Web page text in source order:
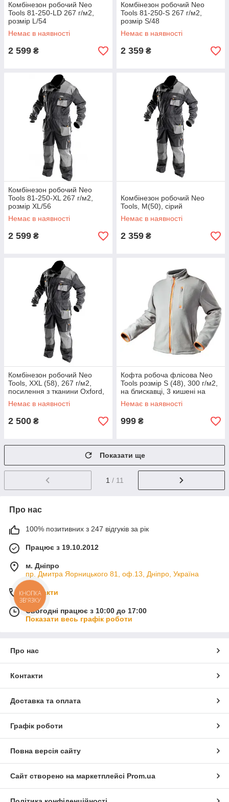
Комбінезон робочий Neo
Tools 81-250-LD 267 г/м2,
розмір L/54
Немає в наявності
2 599 ₴
Комбінезон робочий Neo
Tools 81-250-S 267 г/м2,
розмір S/48
Немає в наявності
2 359 ₴
Комбінезон робочий Neo
Tools 81-250-XL 267 г/м2,
розмір XL/56
Немає в наявності
2 599 ₴
Комбінезон робочий Neo
Tools, M(50), сірий
Немає в наявності
2 359 ₴
Комбінезон робочий Neo
Tools, XXL (58), 267 г/м2,
посилення з тканини Oxford,
світлоповертаючі елементи,
відсіки для наколінників,
Немає в наявності
2 500 ₴
Кофта робоча флісова Neo
Tools розмір S (48), 300 г/м2,
на блискавці, 3 кишені на
блискавці, сіра
Немає в наявності
999 ₴
Показати ще
1 / 11
Про нас
100% позитивних з 247 відгуків за рік
Працює з 19.10.2012
м. Дніпро
пр. Дмитра Яорницького 81, оф.13, Дніпро, Україна
Контакти
Сьогодні працює з 10:00 до 17:00
Показати весь графік роботи
Про нас
Контакти
Доставка та оплата
Графік роботи
Повна версія сайту
Сайт створено на маркетплейсі Prom.ua
КНОПКА
ЗВ'ЯЗКУ